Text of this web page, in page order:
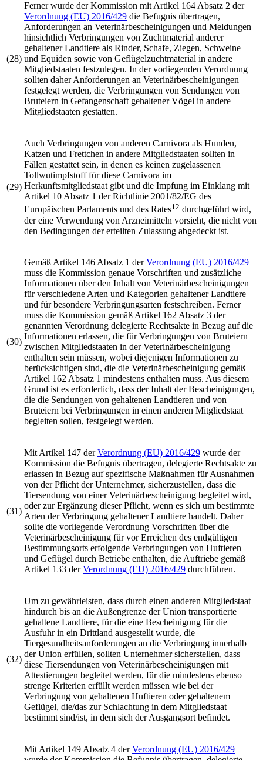
(28)
Ferner wurde der Kommission mit Artikel 164 Absatz 2 der
Verordnung (EU) 2016/429 die Befugnis übertragen,
Anforderungen an Veterinärbescheinigungen und Meldungen
hinsichtlich Verbringungen von Zuchtmaterial anderer
gehaltener Landtiere als Rinder, Schafe, Ziegen, Schweine
und Equiden sowie von Geflügelzuchtmaterial in andere
Mitgliedstaaten festzulegen. In der vorliegenden Verordnung
sollten daher Anforderungen an Veterinärbescheinigungen
festgelegt werden, die Verbringungen von Sendungen von
Bruteiern in Gefangenschaft gehaltener Vögel in andere
Mitgliedstaaten gestatten.
(29)
Auch Verbringungen von anderen Carnivora als Hunden,
Katzen und Frettchen in andere Mitgliedstaaten sollten in
Fällen gestattet sein, in denen es keinen zugelassenen
Tollwutimpfstoff für diese Carnivora im
Herkunftsmitgliedstaat gibt und die Impfung im Einklang mit
Artikel 10 Absatz 1 derRichtlinie 2001/82/EG des
Europäischen Parlaments und des Rates12 durchgeführt wird,
der eine Verwendung von Arzneimitteln vorsieht, die nicht von
den Bedingungen der erteilten Zulassung abgedeckt ist.
(30)
Gemäß Artikel 146 Absatz 1 derVerordnung (EU) 2016/429
muss die Kommission genaue Vorschriften und zusätzliche
Informationen über den Inhalt von Veterinärbescheinigungen
für verschiedene Arten und Kategorien gehaltener Landtiere
und für besondere Verbringungsarten festschreiben. Ferner
muss die Kommission gemäß Artikel 162 Absatz 3 der
genannten Verordnung delegierte Rechtsakte in Bezug auf die
Informationen erlassen, die für Verbringungen von Bruteiern
zwischen Mitgliedstaaten in der Veterinärbescheinigung
enthalten sein müssen, wobei diejenigen Informationen zu
berücksichtigen sind, die die Veterinärbescheinigung gemäß
Artikel 162 Absatz 1 mindestens enthalten muss. Aus diesem
Grund ist es erforderlich, dass der Inhalt der Bescheinigungen,
die die Sendungen von gehaltenen Landtieren und von
Bruteiern bei Verbringungen in einen anderen Mitgliedstaat
begleiten sollen, festgelegt werden.
(31)
Mit Artikel 147 derVerordnung (EU) 2016/429 wurde der
Kommission die Befugnis übertragen, delegierte Rechtsakte zu
erlassen in Bezug auf spezifische Maßnahmen für Ausnahmen
von der Pflicht der Unternehmer, sicherzustellen, dass die
Tiersendung von einer Veterinärbescheinigung begleitet wird,
oder zur Ergänzung dieser Pflicht, wenn es sich um bestimmte
Arten der Verbringung gehaltener Landtiere handelt. Daher
sollte die vorliegende Verordnung Vorschriften über die
Veterinärbescheinigung für vor Erreichen des endgültigen
Bestimmungsorts erfolgende Verbringungen von Huftieren
und Geflügel durch Betriebe enthalten, die Auftriebe gemäß
Artikel 133 derVerordnung (EU) 2016/429 durchführen.
(32)
Um zu gewährleisten, dass durch einen anderen Mitgliedstaat
hindurch bis an die Außengrenze der Union transportierte
gehaltene Landtiere, für die eine Bescheinigung für die
Ausfuhr in ein Drittland ausgestellt wurde, die
Tiergesundheitsanforderungen an die Verbringung innerhalb
der Union erfüllen, sollten Unternehmer sicherstellen, dass
diese Tiersendungen von Veterinärbescheinigungen mit
Attestierungen begleitet werden, für die mindestens ebenso
strenge Kriterien erfüllt werden müssen wie bei der
Verbringung von gehaltenen Huftieren oder gehaltenem
Geflügel, die/das zur Schlachtung in dem Mitgliedstaat
bestimmt sind/ist, in dem sich der Ausgangsort befindet.
Mit Artikel 149 Absatz 4 derVerordnung (EU) 2016/429